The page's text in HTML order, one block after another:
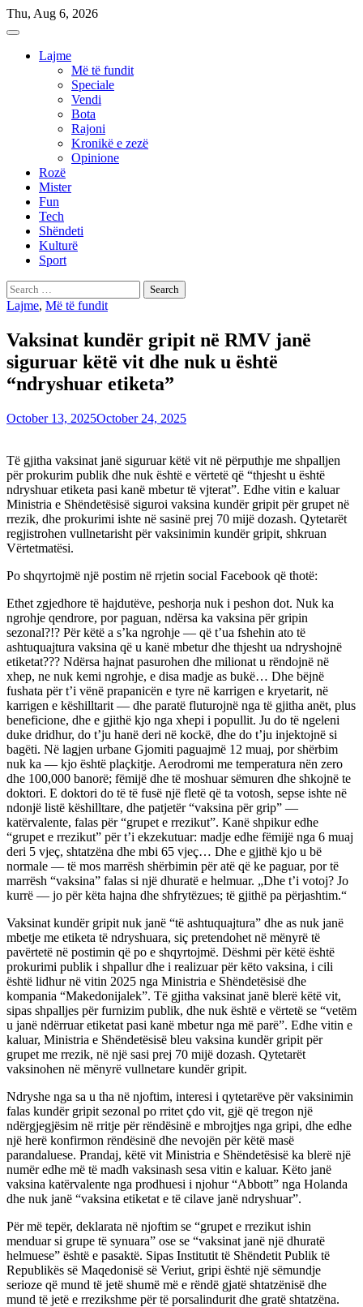
Skip
to
Thu, Aug 6, 2026
Lajme
Më të fundit
Speciale
Vendi
Bota
Rajoni
Kronikë e zezë
Opinione
Rozë
Mister
Fun
Tech
Shëndeti
Kulturë
Sport
Search
for:
Lajme, Më të fundit
Vaksinat kundër gripit në RMV janë
siguruar këtë vit dhe nuk u është
“ndryshuar etiketa”
October 13, 2025October 24, 2025
Të gjitha vaksinat janë siguruar këtë vit në përputhje me shpalljen
për prokurim publik dhe nuk është e vërtetë që “thjesht u është
ndryshuar etiketa pasi kanë mbetur të vjterat”. Edhe vitin e kaluar
Ministria e Shëndetësisë siguroi vaksina kundër gripit për grupet në
rrezik, dhe prokurimi ishte në sasinë prej 70 mijë dozash. Qytetarët
regjistrohen vullnetarisht për vaksinimin kundër gripit, shkruan
Vërtetmatësi.
Po shqyrtojmë një postim në rrjetin social Facebook që thotë:
Ethet zgjedhore të hajdutëve, peshorja nuk i peshon dot. Nuk ka
ngrohje qendrore, por paguan, ndërsa ka vaksina për gripin
sezonal?!? Për këtë a s’ka ngrohje — që t’ua fshehin ato të
ashtuquajtura vaksina që u kanë mbetur dhe thjesht ua ndryshojnë
etiketat??? Ndërsa hajnat pasurohen dhe milionat u rëndojnë në
xhep, ne nuk kemi ngrohje, e disa madje as bukë… Dhe bëjnë
fushata për t’i vënë prapanicën e tyre në karrigen e kryetarit, në
karrigen e këshilltarit — dhe paratë fluturojnë nga të gjitha anët, plus
beneficione, dhe e gjithë kjo nga xhepi i popullit. Ju do të ngeleni
duke dridhur, do t’ju hanë deri në kockë, dhe do t’ju injektojnë si
bagëti. Në lagjen urbane Gjomiti paguajmë 12 muaj, por shërbim
nuk ka — kjo është plaçkitje. Aerodromi me temperatura nën zero
dhe 100,000 banorë; fëmijë dhe të moshuar sëmuren dhe shkojnë te
doktori. E doktori do të të fusë një fletë që ta votosh, sepse ishte në
ndonjë listë këshilltare, dhe patjetër “vaksina për grip” —
katërvalente, falas për “grupet e rrezikut”. Kanë shpikur edhe
“grupet e rrezikut” për t’i ekzekutuar: madje edhe fëmijë nga 6 muaj
deri 5 vjeç, shtatzëna dhe mbi 65 vjeç… Dhe e gjithë kjo u bë
normale — të mos marrësh shërbimin për atë që ke paguar, por të
marrësh “vaksina” falas si një dhuratë e helmuar. „Dhe t’i votoj? Jo
kurrë — jo për këta hajna dhe shfrytëzues; të gjithë pa përjashtim.“
Vaksinat kundër gripit nuk janë “të ashtuquajtura” dhe as nuk janë
mbetje me etiketa të ndryshuara, siç pretendohet në mënyrë të
pavërtetë në postimin që po e shqyrtojmë. Dëshmi për këtë është
prokurimi publik i shpallur dhe i realizuar për këto vaksina, i cili
është lidhur në vitin 2025 nga Ministria e Shëndetësisë dhe
kompania “Makedonijalek”. Të gjitha vaksinat janë blerë këtë vit,
sipas shpalljes për furnizim publik, dhe nuk është e vërtetë se “vetëm
u janë ndërruar etiketat pasi kanë mbetur nga më parë”. Edhe vitin e
kaluar, Ministria e Shëndetësisë bleu vaksina kundër gripit për
grupet me rrezik, në një sasi prej 70 mijë dozash. Qytetarët
vaksinohen në mënyrë vullnetare kundër gripit.
Ndryshe nga sa u tha në njoftim, interesi i qytetarëve për vaksinimin
falas kundër gripit sezonal po rritet çdo vit, gjë që tregon një
ndërgjegjësim në rritje për rëndësinë e mbrojtjes nga gripi, dhe edhe
një herë konfirmon rëndësinë dhe nevojën për këtë masë
parandaluese. Prandaj, këtë vit Ministria e Shëndetësisë ka blerë një
numër edhe më të madh vaksinash sesa vitin e kaluar. Këto janë
vaksina katërvalente nga prodhuesi i njohur “Abbott” nga Holanda
dhe nuk janë “vaksina etiketat e të cilave janë ndryshuar”.
Për më tepër, deklarata në njoftim se “grupet e rrezikut ishin
menduar si grupe të synuara” ose se “vaksinat janë një dhuratë
helmuese” është e pasaktë. Sipas Institutit të Shëndetit Publik të
Republikës së Maqedonisë së Veriut, gripi është një sëmundje
serioze që mund të jetë shumë më e rëndë gjatë shtatzënisë dhe
mund të jetë e rrezikshme për të porsalindurit dhe gratë shtatzëna.